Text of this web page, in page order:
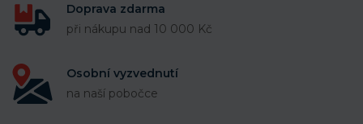
Doprava zdarma
při nákupu nad 10 000 Kč
Osobní vyzvednutí
na naší pobočce